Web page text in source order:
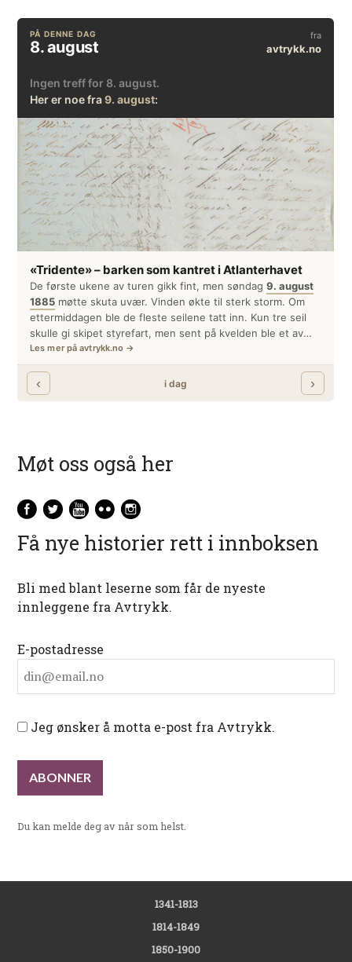
Møt oss også her
Få nye historier rett i innboksen
Bli med blant leserne som får de nyeste
innleggene fra Avtrykk.
E-postadresse
Jeg ønsker å motta e-post fra Avtrykk.
Du kan melde deg av når som helst.
1341-1813
1814-1849
1850-1900